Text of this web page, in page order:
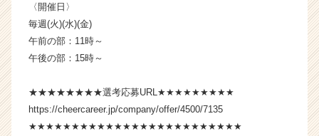
h
e
e
〈開催日〉
毎週(火)(水)(金)
午前の部：11時～
午後の部：15時～
★★★★★★★★選考応募URL★★★★★★★★★
https://cheercareer.jp/company/offer/4500/7135
★★★★★★★★★★★★★★★★★★★★★★★★★